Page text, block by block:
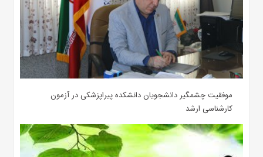
موفقیت چشمگیر دانشجویان دانشکده پیراپزشکی در آزمون
کارشناسی ارشد